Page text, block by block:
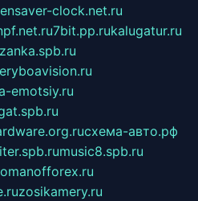
clock.net.ru
7bit.pp.rukalugatur.ru
emotsiy.ru
схема-авто.рф
music8.spb.ru
zosikamery.ru